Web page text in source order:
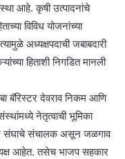
आहे. कृषी उत्पादनांचे
विविध योजनांच्या
अध्यक्षपदाची जबाबदारी
हिताशी निगडित मानली
बॅरिस्टर देवराव निकम आणि
नेतृत्वाची भूमिका
संघाचे संचालक असून जळगाव
आहेत. तसेच भाजप सहकार